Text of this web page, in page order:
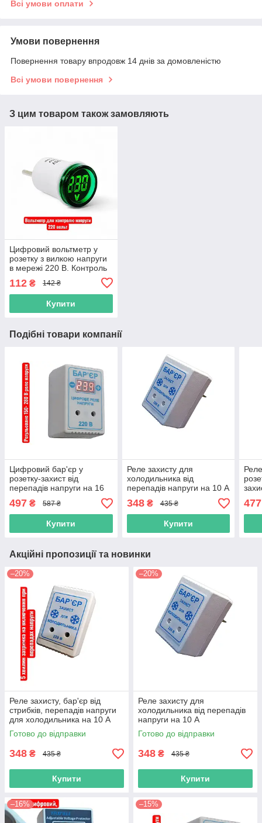
Всі умови оплати
Умови повернення
Повернення товару впродовж 14 днів за домовленістю
Всі умови повернення
З цим товаром також замовляють
Цифровий вольтметр у
розетку з вилкою напруги
в мережі 220 В. Контроль
струму.
112 ₴ 142 ₴
Купити
Подібні товари компанії
Цифровий бар'єр у
розетку-захист від
перепадів напруги на 16
А, до 3.2 кВт потужність
навантаження
497 ₴ 587 ₴
Купити
Реле захисту для
холодильника від
перепадів напруги на 10 А
348₴ 435 ₴
Купити
477
Акційні пропозиції та новинки
–20%
Реле захисту, бар'єр від
стрибків, перепадів напруги
для холодильника на 10 А
Готово до відправки
348 ₴ 435 ₴
Купити
–20%
Реле захисту для
холодильника від перепадів
напруги на 10 А
Готово до відправки
348 ₴ 435 ₴
Купити
–16% –15%